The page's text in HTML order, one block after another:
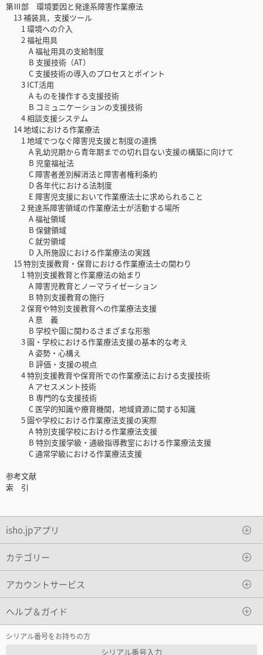
第Ⅲ部 環境要因と発達系障害作業療法
13 補装具，支援ツール
1 環境への介入
2 福祉用具
A 福祉用具の支給制度
B 支援技術（AT）
C 支援技術の導入のプロセスとポイント
3 ICT活用
A ものを操作する支援技術
B コミュニケーションの支援技術
4 相談支援システム
14 地域における作業療法
1 地域でつなぐ障害児支援と制度の連携
A 乳幼児期から青年期までの切れ目ない支援の構築に向けて
B 児童福祉法
C 障害者差別解消法と障害者権利条約
D 各年代における法制度
E 障害児支援において作業療法士に求められること
2 発達系障害領域の作業療法士が活動する場所
A 福祉領域
B 保健領域
C 就労領域
D 入所施設における作業療法の実践
15 特別支援教育・保育における作業療法士の関わり
1 特別支援教育と作業療法の始まり
A 障害児教育とノーマライゼーション
B 特別支援教育の施行
2 保育や特別支援教育への作業療法支援
A 意 義
B 学校や園に関わるさまざまな形態
3 園・学校における作業療法支援の基本的な考え
A 姿勢・心構え
B 評価・支援の視点
4 特別支援教育や保育所での作業療法における支援技術
A アセスメント技術
B 専門的な支援技術
C 医学的知識や療育機関，地域資源に関する知識
5 園や学校における作業療法支援の実際
A 特別支援学校における作業療法支援
B 特別支援学級・通級指導教室における作業療法支援
C 通常学級における作業療法支援
参考文献
索 引
isho.jpアプリ
カテゴリー
アカウントサービス
ヘルプ＆ガイド
シリアル番号をお持ちの方
シリアル番号入力